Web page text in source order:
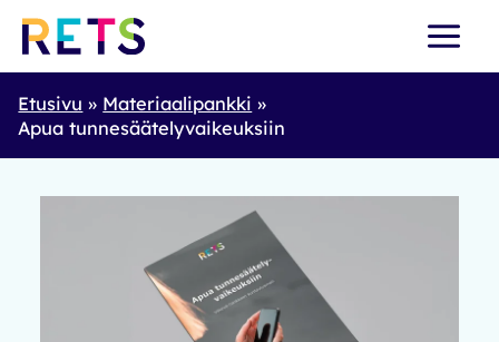
Skip
Etusivu
Materiaalipankki
Apua tunnesäätelyvaikeuksiin